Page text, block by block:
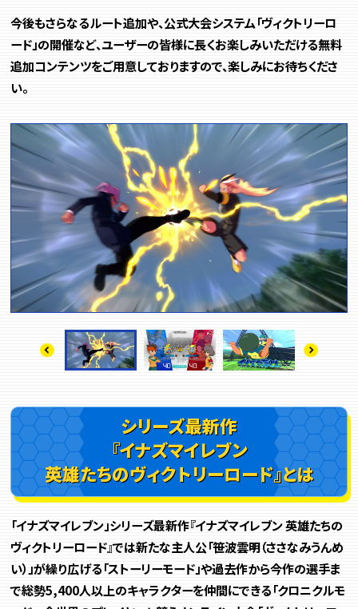
今後もさらなるルート追加や、公式大会システム「ヴィクトリーロ
ード」の開催など、ユーザーの皆様に長くお楽しみいただける無料
追加コンテンツをご用意しておりますので、楽しみにお待ちくださ
い。
シリーズ最新作
『イナズマイレブン
英雄たちのヴィクトリーロード』とは
「イナズマイレブン」シリーズ最新作『イナズマイレブン 英雄たちの
ヴィクトリーロード』では新たな主人公「笹波雲明（ささなみうんめ
い）」が繰り広げる「ストーリーモード」や過去作から今作の選手ま
で総勢5,400人以上のキャラクターを仲間にできる「クロニクルモ